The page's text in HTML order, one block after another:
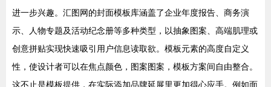
进一步兴趣。汇图网的封面模板库涵盖了企业年度报告、商务演
示、人物专题及活动纪念册等多种类型，以抽象图案、高端肌理或
创意拼贴实现快速吸引用户信息读取欲。模板元素的高度自定义
性，使设计者可以在焦点颜色，图案图案，模板方案间自由整合。
这不止是模板提供，在实际添加品牌延展里更加得心应手。例如面